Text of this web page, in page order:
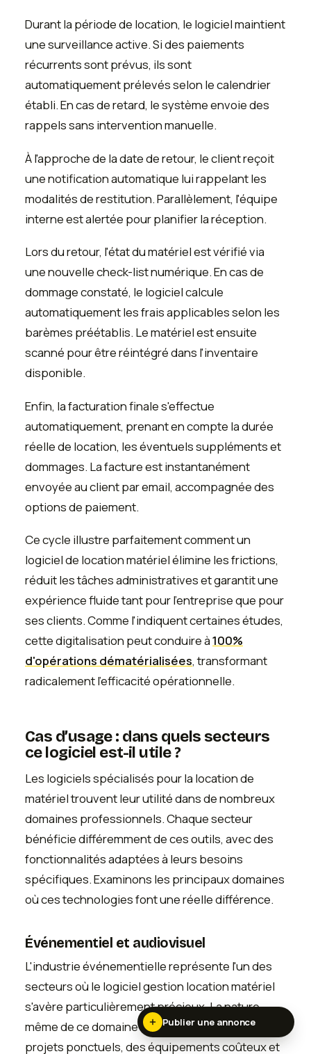
Durant la période de location, le logiciel maintient
une surveillance active. Si des paiements
récurrents sont prévus, ils sont
automatiquement prélevés selon le calendrier
établi. En cas de retard, le système envoie des
rappels sans intervention manuelle.
À l'approche de la date de retour, le client reçoit
une notification automatique lui rappelant les
modalités de restitution. Parallèlement, l'équipe
interne est alertée pour planifier la réception.
Lors du retour, l'état du matériel est vérifié via
une nouvelle check-list numérique. En cas de
dommage constaté, le logiciel calcule
automatiquement les frais applicables selon les
barèmes préétablis. Le matériel est ensuite
scanné pour être réintégré dans l'inventaire
disponible.
Enfin, la facturation finale s'effectue
automatiquement, prenant en compte la durée
réelle de location, les éventuels suppléments et
dommages. La facture est instantanément
envoyée au client par email, accompagnée des
options de paiement.
Ce cycle illustre parfaitement comment un
logiciel de location matériel élimine les frictions,
réduit les tâches administratives et garantit une
expérience fluide tant pour l'entreprise que pour
ses clients. Comme l'indiquent certaines études,
cette digitalisation peut conduire à100%
d'opérations dématérialisées, transformant
radicalement l'efficacité opérationnelle.
Cas d’usage : dans quels secteurs
ce logiciel est-il utile ?
Les logiciels spécialisés pour la location de
matériel trouvent leur utilité dans de nombreux
domaines professionnels. Chaque secteur
bénéficie différemment de ces outils, avec des
fonctionnalités adaptées à leurs besoins
spécifiques. Examinons les principaux domaines
où ces technologies font une réelle différence.
Événementiel et audiovisuel
L'industrie événementielle représente l'un des
secteurs où le logiciel gestion location matériel
s'avère particulièrement précieux. La nature
même de ce domaine—caractérisé par des
projets ponctuels, des équipements coûteux et
Publier une annonce